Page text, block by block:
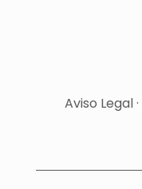
Aviso Legal·